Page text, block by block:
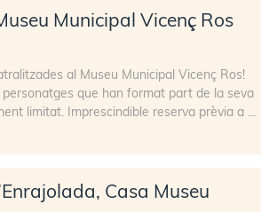
Municipal Vicenç Ros
al Museu Municipal Vicenç Ros!
que han format part de la seva
limitat. Imprescindible reserva prèvia a …
Casa Museu